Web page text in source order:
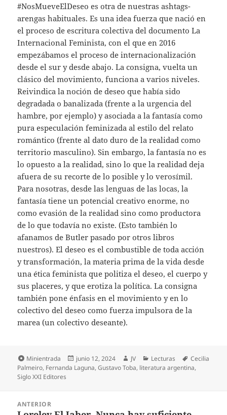
#NosMueveElDeseo es otra de nuestras ashtags-
arengas habituales. Es una idea fuerza que nació en
el proceso de escritura colectiva del documento La
Internacional Feminista, con el que en 2016
empezábamos el proceso de internacionalización
desde el sur y desde abajo. La consigna, vuelta un
clásico del movimiento, funciona a varios niveles.
Reivindica la noción de deseo que había sido
degradada o banalizada (frente a la urgencia del
hambre, por ejemplo) y asociada a la fantasía como
pura especulación feminizada al estilo del relato
romántico (frente al dato duro de la realidad como
territorio masculino). Sin embargo, la fantasía no es
lo opuesto a la realidad, sino lo que la realidad deja
afuera de su recorte de lo posible y lo verosímil.
Para nosotras, desde las lenguas de las locas, la
fantasía tiene un potencial creativo enorme, no
como evasión de la realidad sino como productora
de lo que todavía no existe. (Esto también lo
afanamos de Butler pasado por otros libros
nuestros). El deseo es el combustible de toda acción
y transformación, la materia prima de la vida desde
una ética feminista que politiza el deseo, el cuerpo y
sus placeres, y que erotiza la política. La consigna
también pone énfasis en el movimiento y en lo
colectivo del deseo como fuerza impulsora de la
marea (un colectivo deseante).
Formato
Minientrada
Publicado
el
junio 12, 2024 Autor
JV Categorías
Lecturas Etiquetas
Cecilia
Palmeiro, Fernanda Laguna,Gustavo Toba, literatura argentina,
Siglo XXI Editores
ANTERIOR